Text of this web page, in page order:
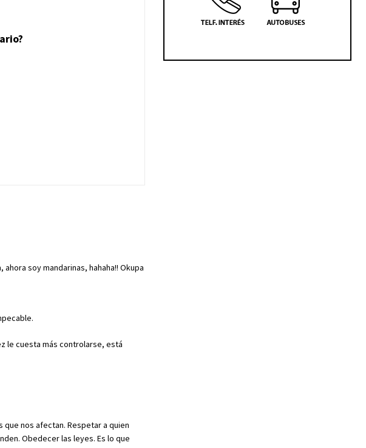
soy mandarinas, hahaha!! Okupa
le cuesta más controlarse, está
que nos afectan. Respetar a quien
Obedecer las leyes. Es lo que